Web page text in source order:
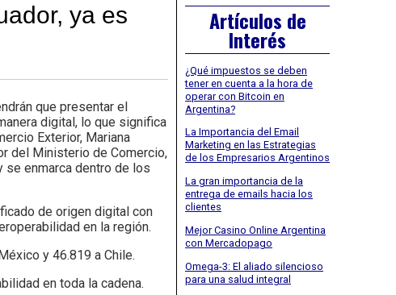
ya es
que presentar el
digital, lo que significa
Exterior, Mariana
del Ministerio de Comercio,
se enmarca dentro de los
de origen digital con
en la región.
y 46.819 a Chile.
en toda la cadena.
Artículos de
Interés
¿Qué impuestos se deben
tener en cuenta a la hora de
operar con Bitcoin en
Argentina?
La Importancia del Email
Marketing en las Estrategias
de los Empresarios Argentinos
La gran importancia de la
entrega de emails hacia los
clientes
Mejor Casino Online Argentina
con Mercadopago
Omega-3: El aliado silencioso
para una salud integral